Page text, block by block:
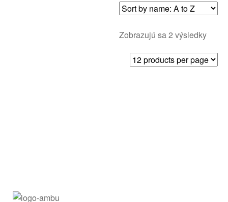
Zobrazujú sa 2 výsledky